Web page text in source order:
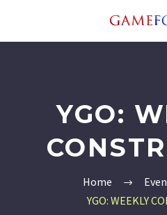
YGO:
Home
YGO: WEEKLY